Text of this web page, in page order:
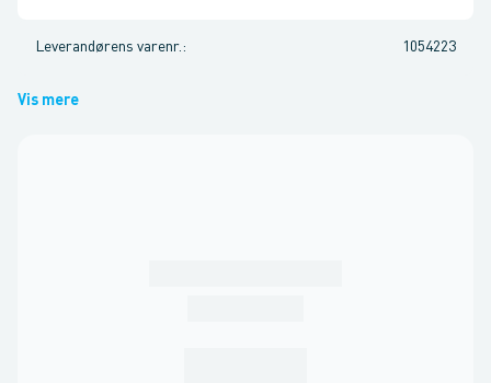
Leverandørens varenr. : 1054223
Vis mere